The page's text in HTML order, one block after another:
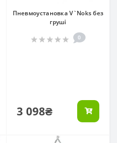
Пневмоустановка V`Noks без
груші
0
3 098₴